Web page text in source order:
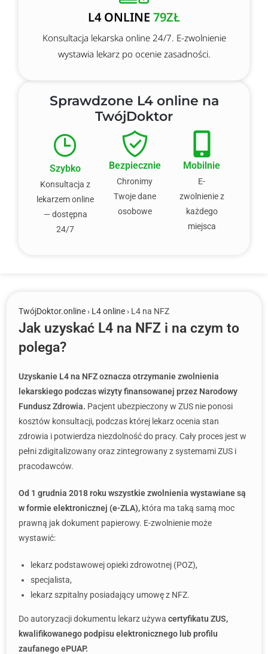
Sprawdzone L4 online na
TwójDoktor
Szybko
Konsultacja z
lekarzem online
— dostępna
24/7
Bezpiecznie
Chronimy
Twoje dane
osobowe
Mobilnie
E-
zwolnienie z
każdego
miejsca
L4 ONLINE 79ZŁ
Konsultacja lekarska online 24/7. E-zwolnienie
wystawia lekarz po ocenie zasadności.
TwójDoktor.online › L4 online › L4 na NFZ
Jak uzyskać L4 na NFZ i na czym to
polega?
Uzyskanie L4 na NFZ oznacza otrzymanie zwolnienia
lekarskiego podczas wizyty finansowanej przez Narodowy
Fundusz Zdrowia. Pacjent ubezpieczony w ZUS nie ponosi
kosztów konsultacji, podczas której lekarz ocenia stan
zdrowia i potwierdza niezdolność do pracy. Cały proces jest w
pełni zdigitalizowany oraz zintegrowany z systemami ZUS i
pracodawców.
Od 1 grudnia 2018 roku wszystkie zwolnienia wystawiane są
w formie elektronicznej (e-ZLA), która ma taką samą moc
prawną jak dokument papierowy. E-zwolnienie może
wystawić:
lekarz podstawowej opieki zdrowotnej (POZ),
specjalista,
lekarz szpitalny posiadający umowę z NFZ.
Do autoryzacji dokumentu lekarz używa certyfikatu ZUS,
kwalifikowanego podpisu elektronicznego lub profilu
zaufanego ePUAP.